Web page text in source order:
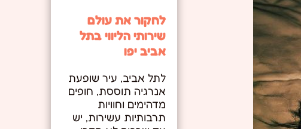
לחקור את עולם
שירותי הליווי בתל
אביב יפו
לתל אביב, עיר שופעת
אנרגיה תוססת, חופים
מדהימים וחוויות
תרבותיות עשירות, יש